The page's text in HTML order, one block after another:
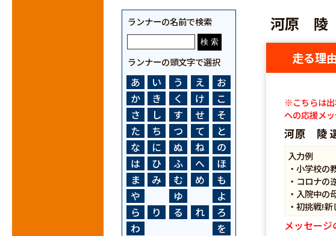
ランナーの名前で検索
ランナーの頭文字で選択
あ い う え
お
か
き く け
こ
さ
し す せ
そ
た
ち つ て
と
な
に ぬ ね
の
は
ひ ふ へ
ほ
ま
み む め
も
や
ゆ
よ
ら
り る れ
ろ
わ
を
河原 陵
走る理
※こちらは出
への応援メ
河原 陵
入力例
・小学校の
・コロナ
・入院中
・初挑戦!
メッセージ